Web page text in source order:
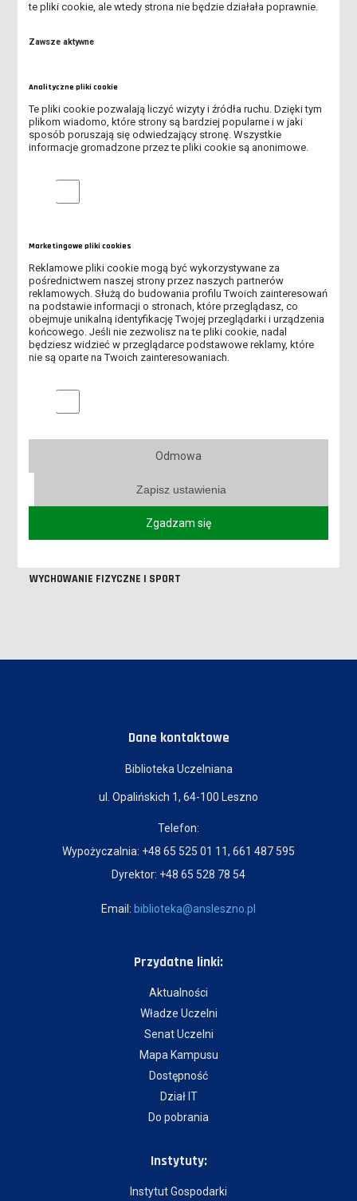
BUDOWNICTWO
ELEKTROTECHNIKA
INFORMATYKA
LESZNO - REGION
LOGISTYKA
NORMY
PEDAGOGIKA
PIELĘGNIARSTWO
UNIA EUROPEJSKA
WYCHOWANIE FIZYCZNE I SPORT
Dane kontaktowe
Biblioteka Uczelniana
ul. Opalińskich 1, 64-100 Leszno
Telefon:
Wypożyczalnia: +48 65 525 01 11, 661 487 595
Dyrektor: +48 65 528 78 54
Email: biblioteka@ansleszno.pl
Przydatne linki:
Aktualności
Władze Uczelni
Senat Uczelni
Mapa Kampusu
Dostępność
Dział IT
Do pobrania
Instytuty:
Instytut Gospodarki
te pliki cookie, ale wtedy strona nie będzie działała poprawnie.
Zawsze aktywne
Analityczne pliki cookie
Te pliki cookie pozwalają liczyć wizyty i źródła ruchu. Dzięki tym
plikom wiadomo, które strony są bardziej popularne i w jaki
sposób poruszają się odwiedzający stronę. Wszystkie
informacje gromadzone przez te pliki cookie są anonimowe.
Analityczne pliki cookie
Marketingowe pliki cookies
Reklamowe pliki cookie mogą być wykorzystywane za
pośrednictwem naszej strony przez naszych partnerów
reklamowych. Służą do budowania profilu Twoich zainteresowań
na podstawie informacji o stronach, które przeglądasz, co
obejmuje unikalną identyfikację Twojej przeglądarki i urządzenia
końcowego. Jeśli nie zezwolisz na te pliki cookie, nadal
będziesz widzieć w przeglądarce podstawowe reklamy, które
nie są oparte na Twoich zainteresowaniach.
Marketingowe pliki cookies
Odmowa
Zapisz ustawienia
Zgadzam się